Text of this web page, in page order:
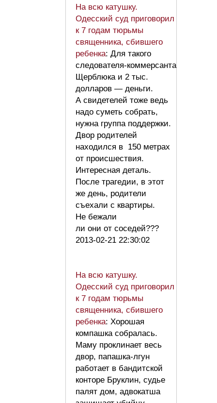
На всю катушку.
Одесский суд приговорил
к 7 годам тюрьмы
священника, сбившего
ребенка: Для такого
следователя-коммерсанта
Щерблюка и 2 тыс.
долларов — деньги.
А свидетелей тоже ведь
надо суметь собрать,
нужна группа поддержки.
Двор родителей
находился в 150 метрах
от происшествия.
Интересная деталь.
После трагедии, в этот
же день, родители
съехали с квартиры.
Не бежали
ли они от соседей???
2013-02-21 22:30:02
На всю катушку.
Одесский суд приговорил
к 7 годам тюрьмы
священника, сбившего
ребенка: Хорошая
компашка собралась.
Маму проклинает весь
двор, папашка-лгун
работает в бандитской
конторе Бруклин, судье
палят дом, адвокатша